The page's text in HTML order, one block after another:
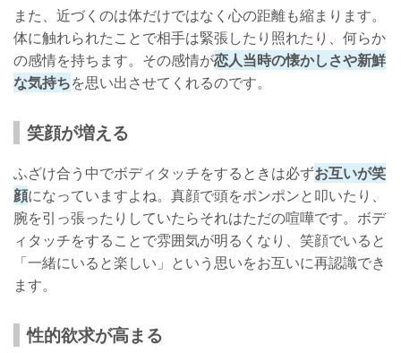
また、近づくのは体だけではなく心の距離も縮まります。
体に触れられたことで相手は緊張したり照れたり、何らか
の感情を持ちます。その感情が恋人当時の懐かしさや新鮮
な気持ちを思い出させてくれるのです。
笑顔が増える
ふざけ合う中でボディタッチをするときは必ずお互いが笑
顔になっていますよね。真顔で頭をポンポンと叩いたり、
腕を引っ張ったりしていたらそれはただの喧嘩です。ボデ
ィタッチをすることで雰囲気が明るくなり、笑顔でいると
「一緒にいると楽しい」という思いをお互いに再認識でき
ます。
性的欲求が高まる